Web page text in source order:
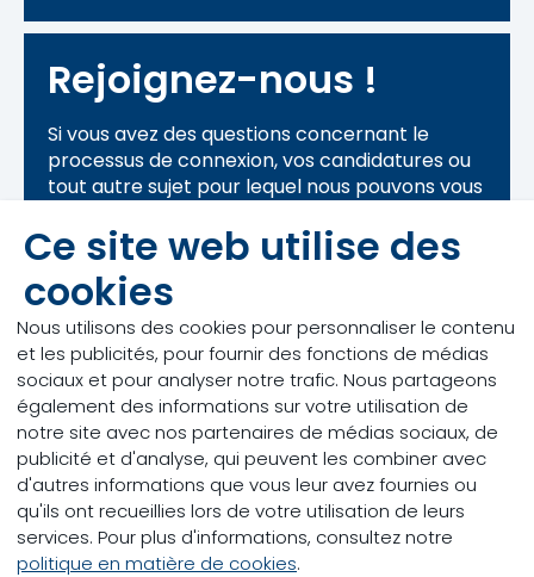
Ce site web utilise des
cookies
Nous utilisons des cookies pour personnaliser le contenu
et les publicités, pour fournir des fonctions de médias
sociaux et pour analyser notre trafic. Nous partageons
également des informations sur votre utilisation de
notre site avec nos partenaires de médias sociaux, de
publicité et d'analyse, qui peuvent les combiner avec
d'autres informations que vous leur avez fournies ou
qu'ils ont recueillies lors de votre utilisation de leurs
services. Pour plus d'informations, consultez notre
politique en matière de cookies.
Rejoignez-nous !
Si vous avez des questions concernant le
processus de connexion, vos candidatures ou
tout autre sujet pour lequel nous pouvons vous
Nous contacter
Dernières nouvelles